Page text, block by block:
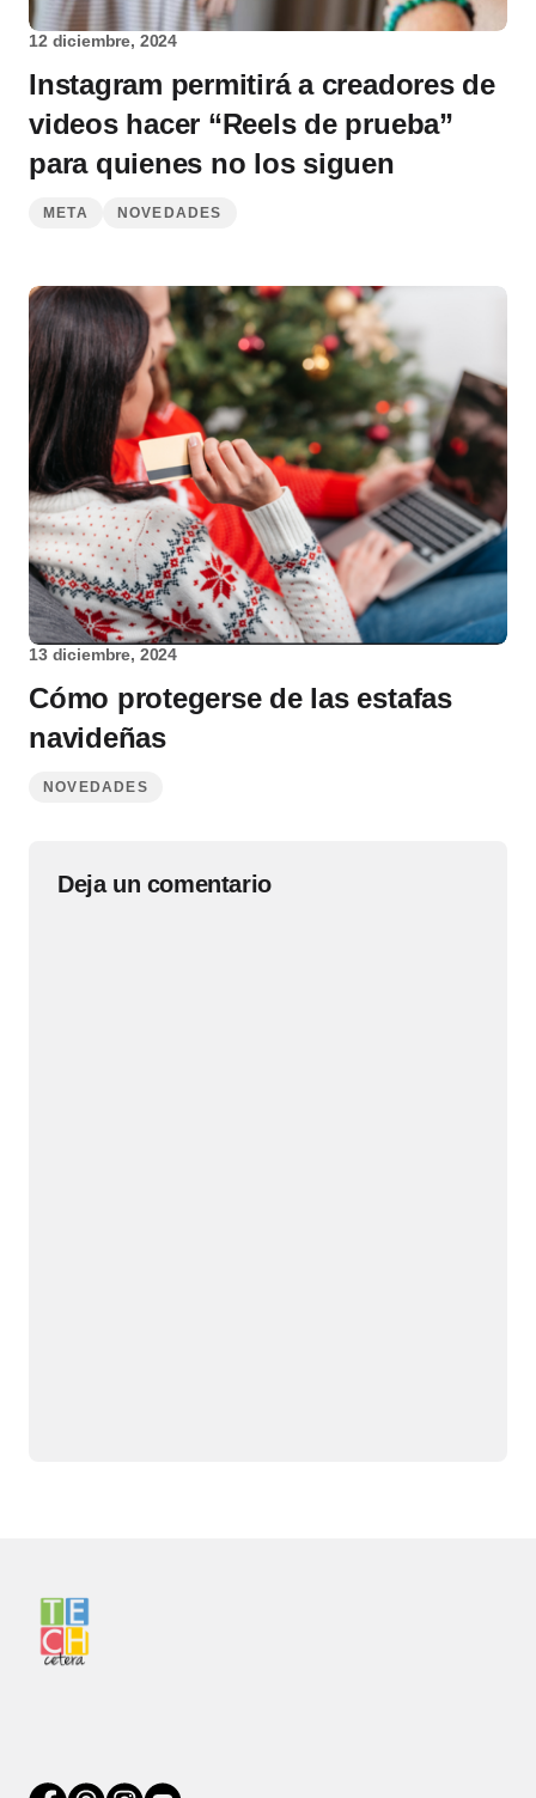
12 diciembre, 2024
Instagram permitirá a creadores de
videos hacer “Reels de prueba”
para quienes no los siguen
META NOVEDADES
13 diciembre, 2024
Cómo protegerse de las estafas
navideñas
NOVEDADES
Deja un comentario